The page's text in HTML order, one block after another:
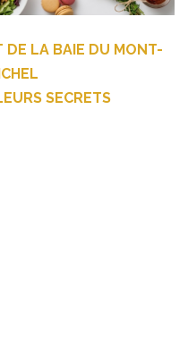
DE LA BAIE DU MONT-
SECRETS